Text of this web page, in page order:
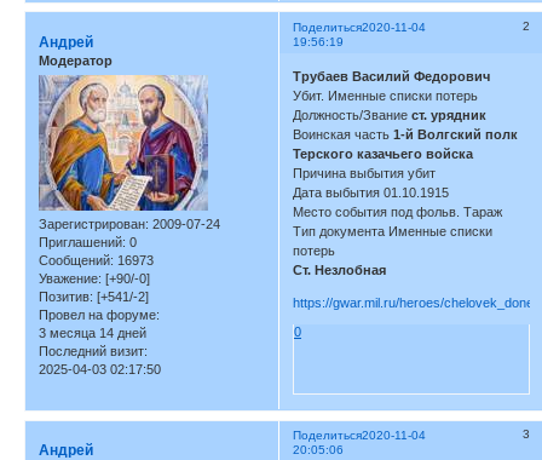
Поделиться 2
2020-11-04
19:56:19
Андрей
Модератор
Зарегистрирован: 2009-07-24
Приглашений: 0
Сообщений: 16973
Уважение: [+90/-0]
Позитив: [+541/-2]
Провел на форуме:
3 месяца 14 дней
Последний визит:
2025-04-03 02:17:50
Трубаев Василий Федорович
Убит. Именные списки потерь
Должность/Звание ст. урядник
Воинская часть1-й Волгский полк
Терского казачьего войска
Причина выбытия убит
Дата выбытия 01.10.1915
Место события под фольв. Тараж
Тип документа Именные списки
потерь
Ст. Незлобная
https://gwar.mil.ru/heroes/
0
Поделиться 3
2020-11-04
20:05:06
Андрей